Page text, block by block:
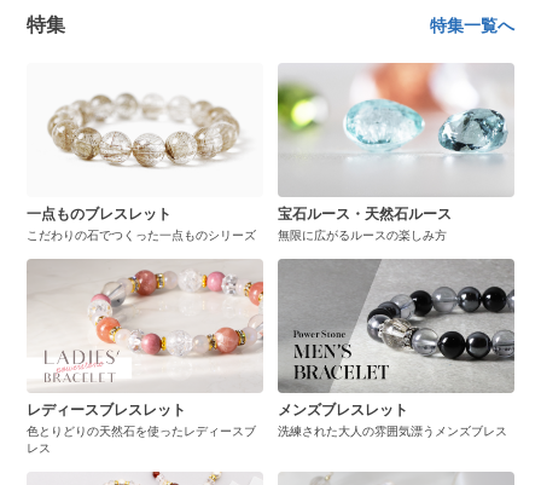
特集 特集一覧へ
一点ものブレスレット
こだわりの石でつくった一点ものシリーズ
宝石ルース・天然石ルース
無限に広がるルースの楽しみ方
レディースブレスレット
色とりどりの天然石を使ったレディースブ
レス
メンズブレスレット
洗練された大人の雰囲気漂うメンズブレス